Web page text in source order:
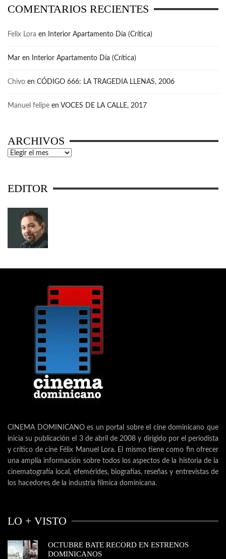
COMENTARIOS RECIENTES
Felix Lora en Interior Apartamento Día (Crítica)
Mar en Interior Apartamento Día (Crítica)
Chivo en CÓDIGO 666: LA TRAGEDIA LLENAS, 2006
Manuel felipe en VOCES DE LA CALLE, 2017
ARCHIVOS
Archivos
EDITOR
CINEMA DOMINICANO es un portal sobre el cine dominicano que
inicia su publicación el 3 de abril de 2008 y dirigido por el periodista
y crítico de cine Félix Manuel Lora. El mismo tiene como fin ofrecer
una amplia información sobre todos los aspectos de la historia de la
cinematografía local, efemérides, biografías, reseñas y entrevistas de
los hacedores de la industria fílmica dominicana.
LO + VISTO
OCTUBRE BATE RECORD EN ESTRENOS
DOMINICANOS